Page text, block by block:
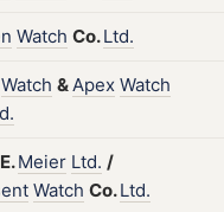
Watch Co.Ltd.
Watch &Apex Watch
E.Meier Ltd. /
Watch Co.Ltd.